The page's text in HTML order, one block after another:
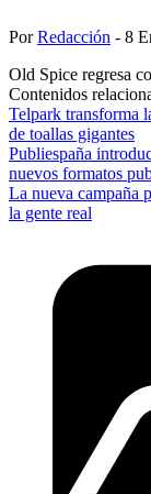
PorRedacción - 8
Old Spice regresa
Contenidos
Telpark transforma
de toallas gigantes
Publiespaña
nuevos formatos
La nueva campaña
la gente real